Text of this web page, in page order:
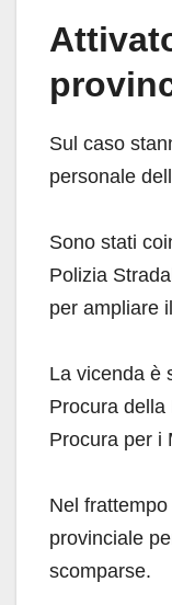
Sul caso
personale
Sono stati
Polizia
per ampliare
La vicenda è
Procura della
Procura per i
Nel
provinciale
scomparse.